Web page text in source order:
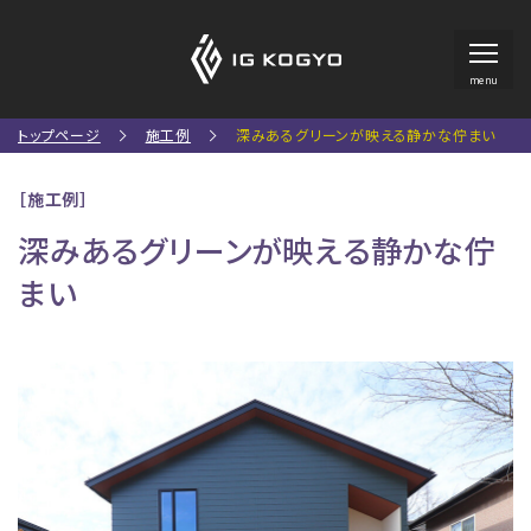
menu
トップページ 施工例 深みあるグリーンが映える静かな佇まい
［施工例］
深みあるグリーンが映える静かな佇
まい